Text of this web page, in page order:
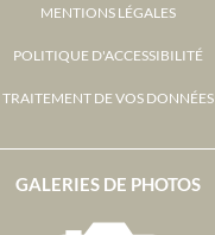
GALERIES DE PHOTOS
MENTIONS LÉGALES
POLITIQUE D'ACCESSIBILITÉ
TRAITEMENT DE VOS DONNÉES